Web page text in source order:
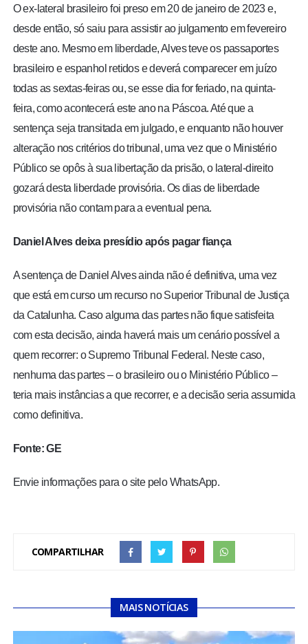
O ex-lateral brasileiro foi preso em 20 de janeiro de 2023 e,
desde então, só saiu para assistir ao julgamento em fevereiro
deste ano. Mesmo em liberdade, Alves teve os passaportes
brasileiro e espanhol retidos e deverá comparecer em juízo
todas as sextas-feiras ou, se esse dia for feriado, na quinta-
feira, como acontecerá este ano na Páscoa. Até que a
sentença seja transitada em julgado, e enquanto não houver
alteração nos critérios do tribunal, uma vez que o Ministério
Público se opôs à sua libertação da prisão, o lateral-direito
gozará desta liberdade provisória. Os dias de liberdade
provisória não contam para a eventual pena.
Daniel Alves deixa presídio após pagar fiança
A sentença de Daniel Alves ainda não é definitiva, uma vez
que está em curso um recurso no Superior Tribunal de Justiça
da Catalunha. Caso alguma das partes não fique satisfeita
com esta decisão, ainda haverá mais um cenário possível a
quem recorrer: o Supremo Tribunal Federal. Neste caso,
nenhuma das partes – o brasileiro ou o Ministério Público –
teria mais instâncias a que recorrer, e a decisão seria assumida
como definitiva.
Fonte: GE
Envie informações para o site pelo WhatsApp.
COMPARTILHAR
MAIS NOTÍCIAS